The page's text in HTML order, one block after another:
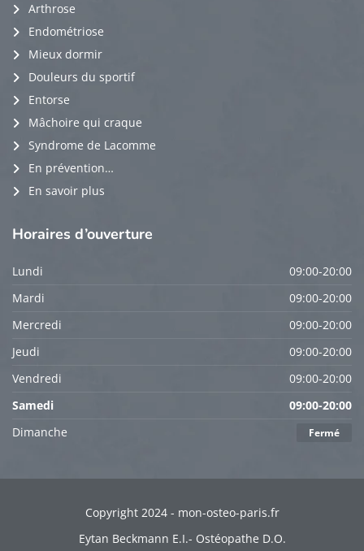
Arthrose
Endométriose
Mieux dormir
Douleurs du sportif
Entorse
Mâchoire qui craque
Syndrome de Lacomme
En prévention…
En savoir plus
Horaires d’ouverture
Lundi
09:00-20:00
Mardi
09:00-20:00
Mercredi
09:00-20:00
Jeudi
09:00-20:00
Vendredi
09:00-20:00
Samedi
09:00-20:00
Dimanche
Fermé
Copyright 2024 - mon-osteo-paris.fr
Eytan Beckmann E.I.- Ostéopathe D.O.